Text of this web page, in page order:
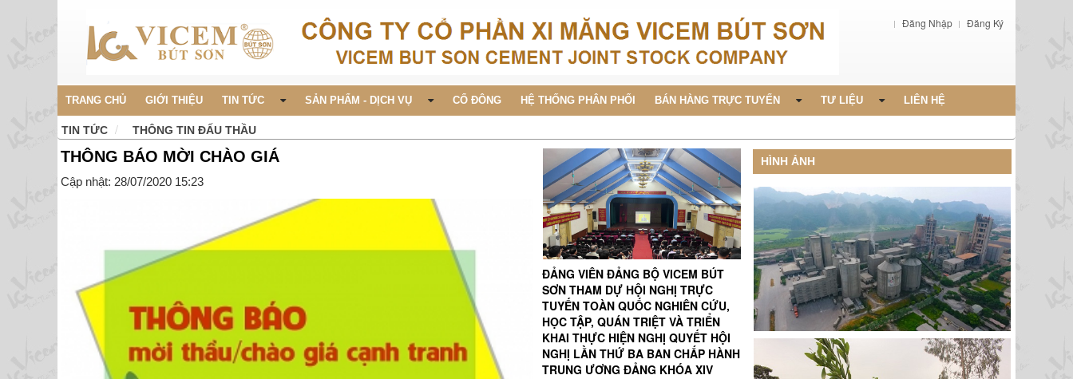
Đăng Nhập Đăng Ký
TRANG CHỦ GIỚI THIỆU TIN TỨC SẢN PHẨM - DỊCH VỤ CỔ ĐÔNG HỆ THỐNG PHÂN PHỐI BÁN HÀNG TRỰC TUYẾN TƯ LIỆU LIÊN HỆ
TIN TỨC THÔNG TIN ĐẤU THẦU
THÔNG BÁO MỜI CHÀO GIÁ
Cập nhật: 28/07/2020 15:23
ĐẢNG VIÊN ĐẢNG BỘ VICEM BÚT
SƠN THAM DỰ HỘI NGHỊ TRỰC
TUYẾN TOÀN QUỐC NGHIÊN CỨU,
HỌC TẬP, QUÁN TRIỆT VÀ TRIỂN
KHAI THỰC HIỆN NGHỊ QUYẾT HỘI
NGHỊ LẦN THỨ BA BAN CHẤP HÀNH
TRUNG ƯƠNG ĐẢNG KHÓA XIV
HÌNH ẢNH